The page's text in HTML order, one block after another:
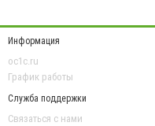
Информация
oc1c.ru
График работы
Служба поддержки
Связаться с нами